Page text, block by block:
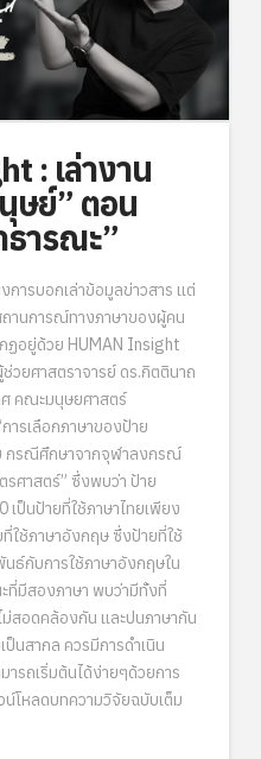
: เล่างาน
ษย์” ตอน
ารณะ”
การบอกเล่าข้อมูลข่าวสาร แต่
านการณ์ทางภาษาของผู้คน
ฏอยู่ด้วย HUMAN Insight
ยศาสตราจารย์ ดร.กิตตินาถ
ศ คณะมนุษยศาสตร์
ารเลือกภาษาของป้าย
กรณีศึกษาจากจุฬาลงกรณ์
รศาสตร์” ซึ่งพบว่า ป้าย
ป็นป้ายที่ใช้ภาษาไทยเพียง
ที่ใช้ภาษาอังกฤษ ซึ่งป้ายที่ใช้
ธ์กับการใช้ภาษาอังกฤษใน
ที่มีสองภาษา พบว่ามีทั้งที่
สอดคล้องกัน และปนภาษากัน
นสากล ควรมีการดำเนิน
ารถเริ่มต้นได้ง่ายๆด้วยการ
น์โหลดบทความวิจัยฉบับเต็ม